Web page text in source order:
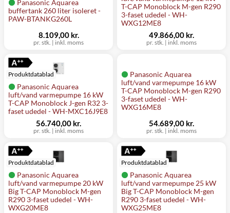
Panasonic Aquarea
buffertank 260 liter isoleret -
PAW-BTANKG260L
pr. stk. | inkl. moms
8.109,00 kr.
T-CAP Monoblock M-gen R290
3-faset udedel - WH-
WXG12ME8
pr. stk. | inkl. moms
49.866,00 kr.
Panasonic Aquarea
luft/vand varmepumpe 16 kW
T-CAP Monoblock J-gen R32 3-
faset udedel - WH-MXC16J9E8
Produktdatablad
pr. stk. | inkl. moms
56.740,00 kr.
Panasonic Aquarea
luft/vand varmepumpe 16 kW
T-CAP Monoblock M-gen R290
3-faset udedel - WH-
WXG16ME8
pr. stk. | inkl. moms
54.689,00 kr.
Panasonic Aquarea
luft/vand varmepumpe 20 kW
Big T-CAP Monoblock M-gen
R290 3-faset udedel - WH-
WXG20ME8
Produktdatablad
Panasonic Aquarea
luft/vand varmepumpe 25 kW
Big T-CAP Monoblock M-gen
R290 3-faset udedel - WH-
WXG25ME8
Produktdatablad